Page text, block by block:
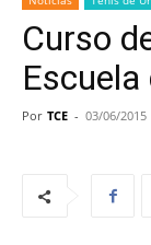
Curso
Por TCE - 03/06/2015